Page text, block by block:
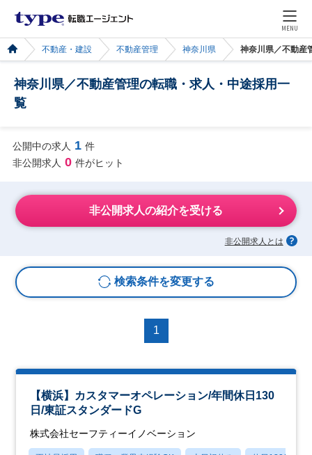
MENU
不動産・建設 不動産管理 神奈川県 神奈川県／不動産
神奈川県／不動産管理の転職・求人・中途採用一
覧
公開中の求人 1 件
非公開求人 0 件がヒット
非公開求人の紹介を受ける
非公開求人とは
検索条件を変更する
1
【横浜】カスタマーオペレーション/年間休日130
日/東証スタンダードG
株式会社セーフティーイノベーション